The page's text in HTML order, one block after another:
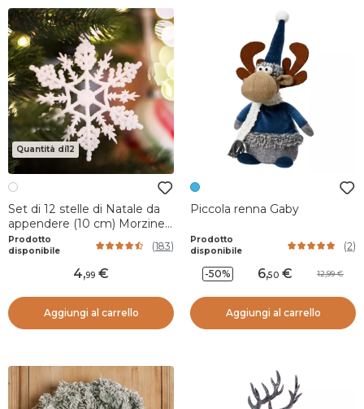
Quantità di12
Set di 12 stelle di Natale da
appendere (10 cm) Morzine
Bianco
Prodotto
disponibile
(183)
4,99
Aggiungi al carrello
Piccola renna Gaby
Prodotto
disponibile
(2)
-50% 6,50 12,99
Aggiungi al carrello